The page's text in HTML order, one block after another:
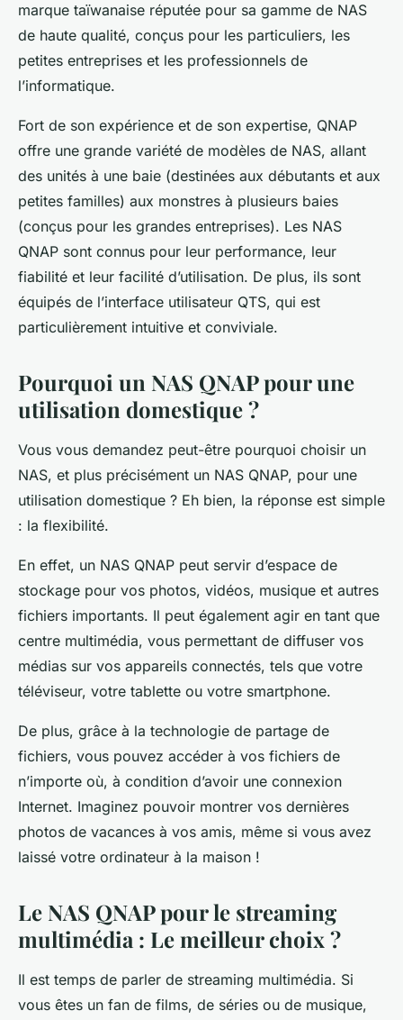
marque taïwanaise réputée pour sa gamme de NAS
de haute qualité, conçus pour les particuliers, les
petites entreprises et les professionnels de
l’informatique.
Fort de son expérience et de son expertise, QNAP
offre une grande variété de modèles de NAS, allant
des unités à une baie (destinées aux débutants et aux
petites familles) aux monstres à plusieurs baies
(conçus pour les grandes entreprises). Les NAS
QNAP sont connus pour leur performance, leur
fiabilité et leur facilité d’utilisation. De plus, ils sont
équipés de l’interface utilisateur QTS, qui est
particulièrement intuitive et conviviale.
Pourquoi un NAS QNAP pour une
utilisation domestique ?
Vous vous demandez peut-être pourquoi choisir un
NAS, et plus précisément un NAS QNAP, pour une
utilisation domestique ? Eh bien, la réponse est simple
: la flexibilité.
En effet, un NAS QNAP peut servir d’espace de
stockage pour vos photos, vidéos, musique et autres
fichiers importants. Il peut également agir en tant que
centre multimédia, vous permettant de diffuser vos
médias sur vos appareils connectés, tels que votre
téléviseur, votre tablette ou votre smartphone.
De plus, grâce à la technologie de partage de
fichiers, vous pouvez accéder à vos fichiers de
n’importe où, à condition d’avoir une connexion
Internet. Imaginez pouvoir montrer vos dernières
photos de vacances à vos amis, même si vous avez
laissé votre ordinateur à la maison !
Le NAS QNAP pour le streaming
multimédia : Le meilleur choix ?
Il est temps de parler de streaming multimédia. Si
vous êtes un fan de films, de séries ou de musique,